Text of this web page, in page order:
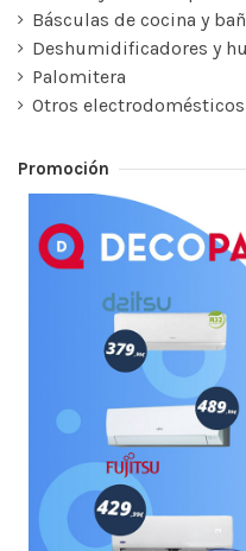
Básculas de cocina y
Deshumidificadores y
Palomitera
Otros electrodomésticos
Promoción